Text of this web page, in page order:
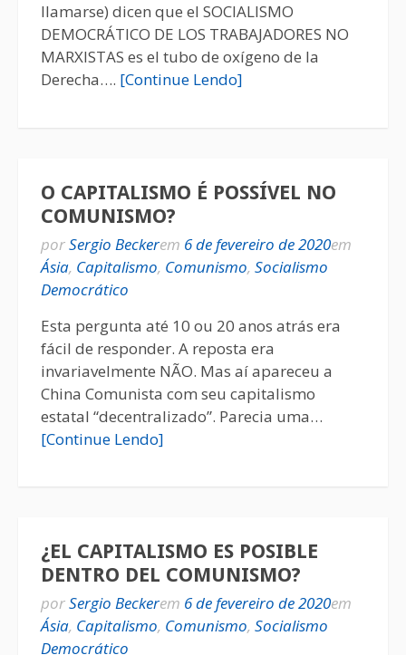
llamarse) dicen que el SOCIALISMO
DEMOCRÁTICO DE LOS TRABAJADORES NO
MARXISTAS es el tubo de oxígeno de la
Derecha…. [Continue Lendo]
O CAPITALISMO É POSSÍVEL NO
COMUNISMO?
porSergio Beckerem 6 de fevereiro de 2020em
Ásia, Capitalismo, Comunismo, Socialismo
Democrático
Esta pergunta até 10 ou 20 anos atrás era
fácil de responder. A reposta era
invariavelmente NÃO. Mas aí apareceu a
China Comunista com seu capitalismo
estatal “decentralizado”. Parecia uma…
[Continue Lendo]
¿EL CAPITALISMO ES POSIBLE
DENTRO DEL COMUNISMO?
porSergio Beckerem 6 de fevereiro de 2020em
Ásia, Capitalismo, Comunismo, Socialismo
Democrático